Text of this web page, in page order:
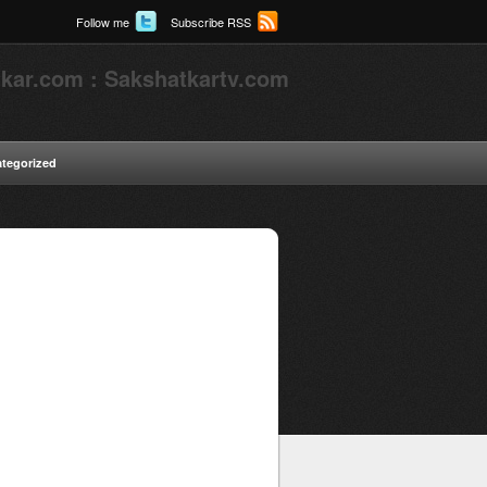
Follow me Subscribe RSS
: Sakshatkartv.com